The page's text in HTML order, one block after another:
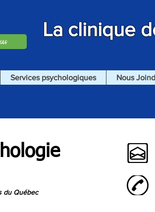
La clinique
Services psychologiques Nous
du Québec